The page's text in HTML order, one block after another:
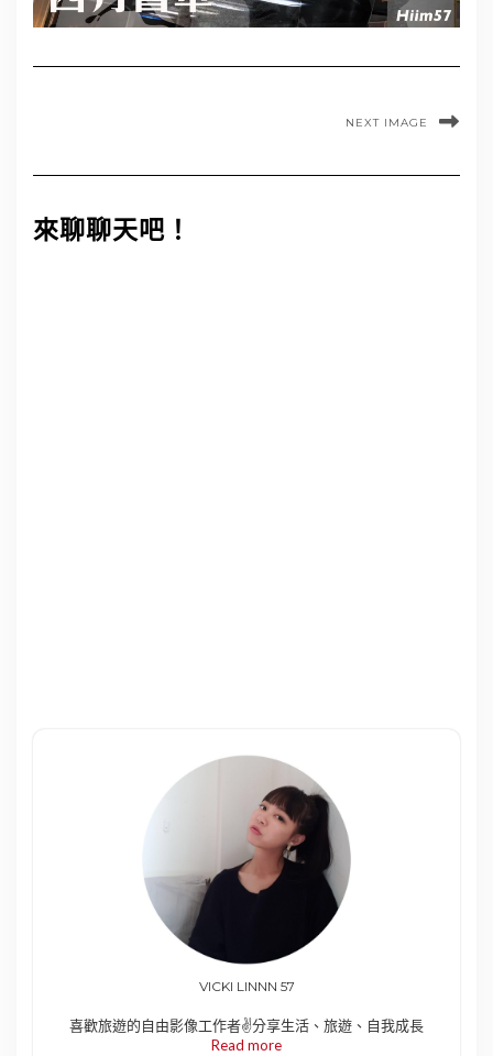
NEXT IMAGE
來聊聊天吧！
VICKI LINNN 57
喜歡旅遊的自由影像工作者✌️分享生活、旅遊、自我成長
Read more